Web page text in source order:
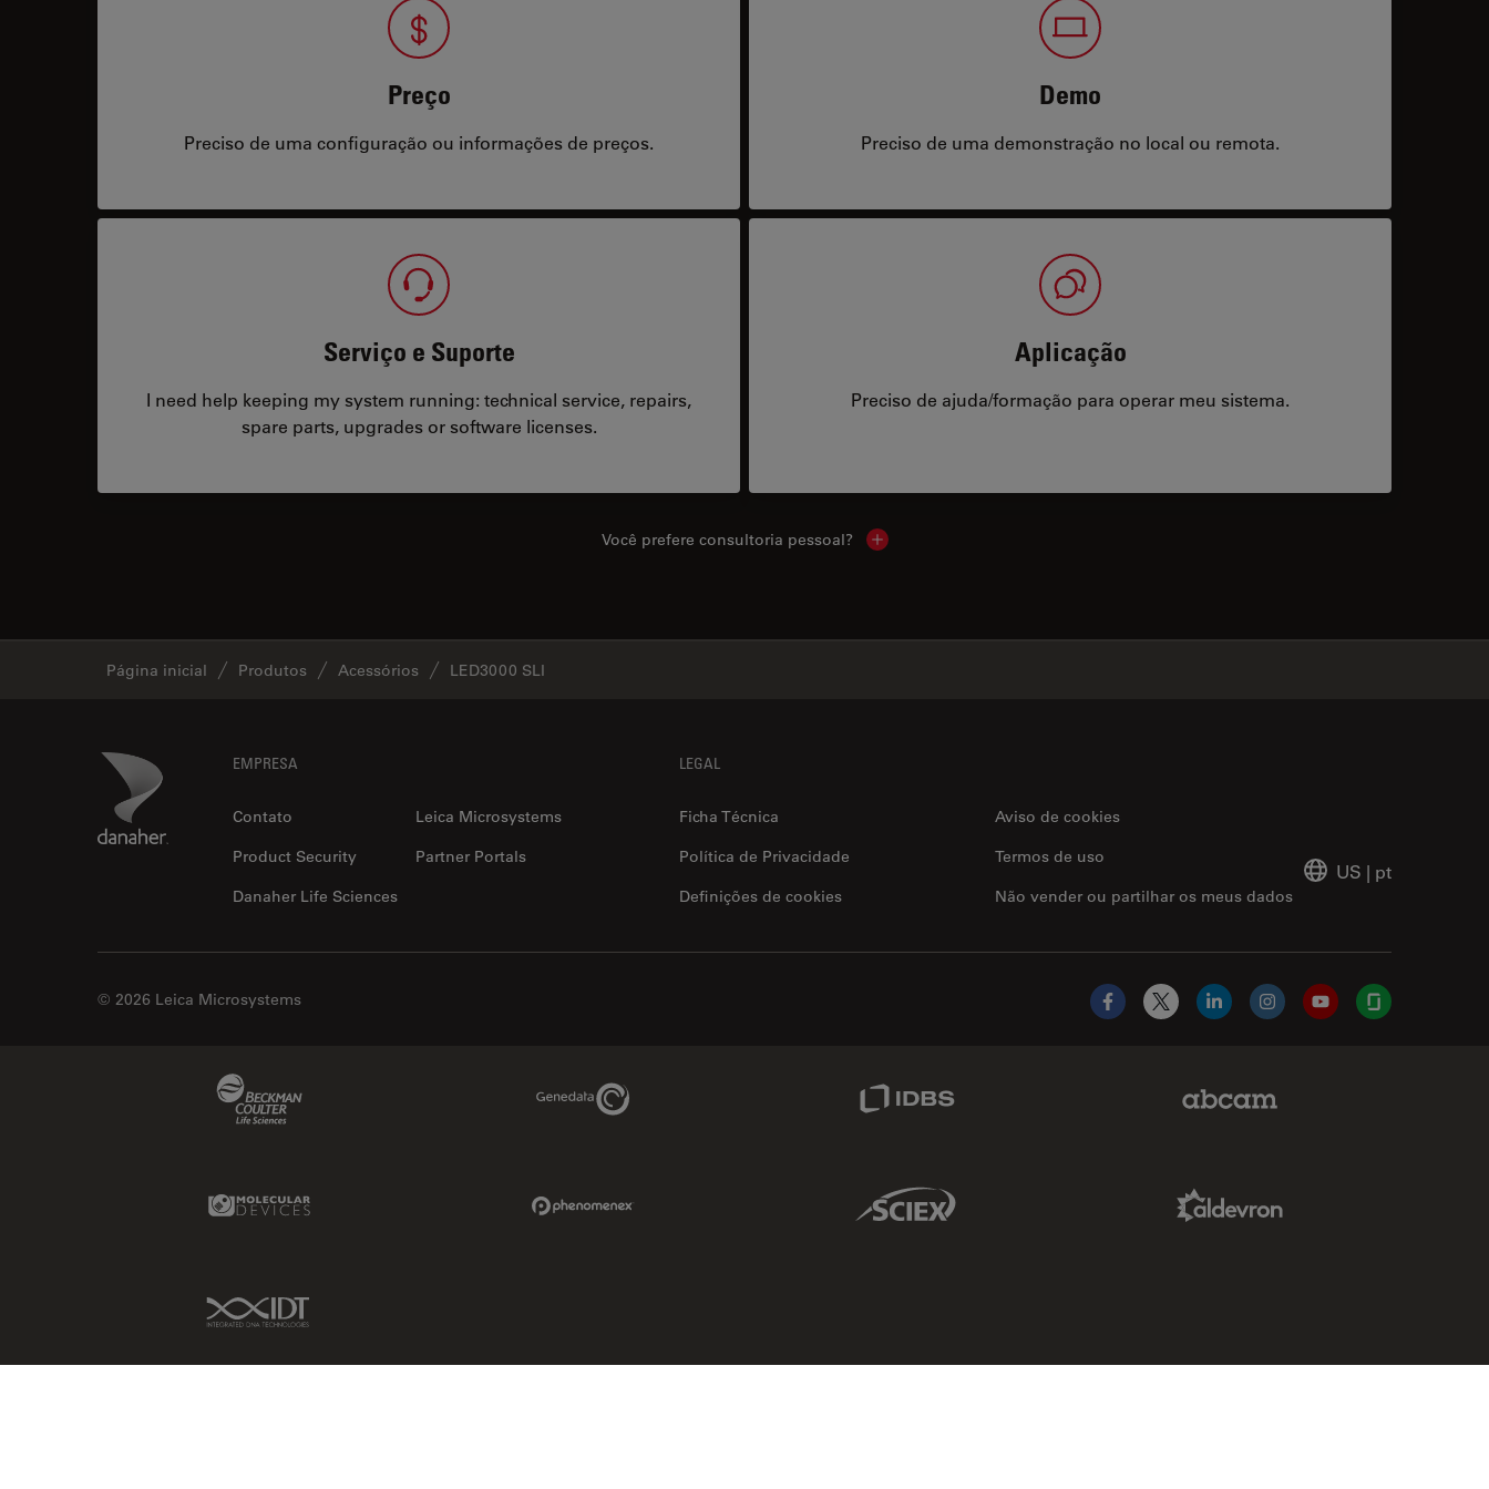
Preço
Preciso de uma configuração ou informações de preços.
Demo
Preciso de uma demonstração no local ou remota.
Serviço e Suporte
I need help keeping my system running: technical service, repairs,
spare parts, upgrades or software licenses.
Aplicação
Preciso de ajuda/formação para operar meu sistema.
Você prefere consultoria pessoal? Show local contacts
Página inicial Produtos Acessórios LED3000 SLI
Danaher Logo EMPRESA
Contato
Leica Microsystems
Product Security
Partner Portals
Danaher Life Sciences
LEGAL
Ficha Técnica
Aviso de cookies
Política de Privacidade
Não vender ou partilhar os meus dados
Termos de uso
Definições de cookies
US | pt
© 2026 Leica Microsystems
Facebook
X LinkedInInstagramYouTubeGlassdoor
Genedata Link
Molecular Devices Link Sciex Link
IDT Link